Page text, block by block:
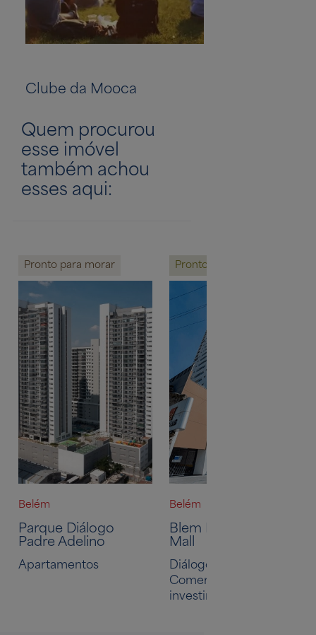
Clube da Mooca
Quem procurou
esse imóvel
também achou
esses aqui:
Pronto para morar
Belém
Parque Diálogo
Padre Adelino
Apartamentos
Pronto para investir
Belém
Blem Home Resort
Mall
Diálogo Mall,
Comerciais, Para
investir